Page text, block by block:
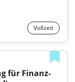
Vollzeit
für Finanz-